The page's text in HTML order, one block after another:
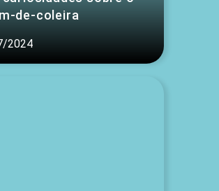
de-coleira
2024